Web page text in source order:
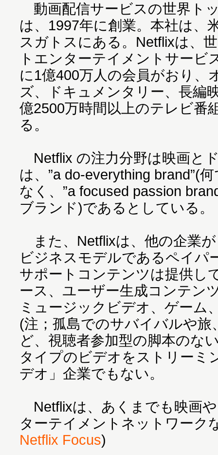
動画配信サービスの世界ト
は、1997年に創業。本社は、
スガトスにある。Netflixは、
トエンターテイメントサービ
に1億400万人の会員がおり、
ズ、ドキュメンタリー、長編
億2500万時間以上のテレビ番
る。
Netflix の注力分野は映画と
は、”a do-everything brand”(
なく、”a focused passion
ブランド)であるとしている。
また、Netflixは、他の企業
ビジネスモデルであるペイパ
サポートコンテンツは提供し
ース、ユーザー生成コンテン
ミュージックビデオ、ゲーム
(注；孤島でのサバイバルや
ど、視聴者参加型の脚本のな
タイプのビデオをストリーミ
デオ」企業でもない。
Netflixは、あくまでも映画
ターテイメントネットワーク
Netflix Focus)